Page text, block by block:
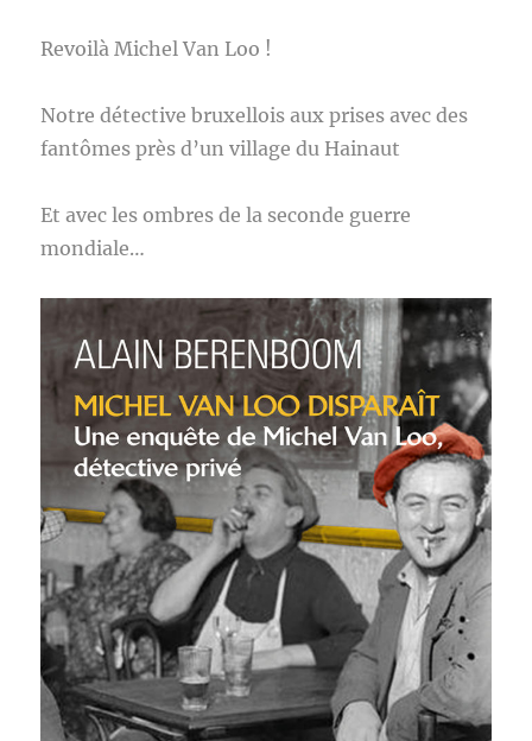
Revoilà Michel Van Loo !
Notre détective bruxellois aux prises avec des
fantômes près d’un village du Hainaut
Et avec les ombres de la seconde guerre
mondiale…